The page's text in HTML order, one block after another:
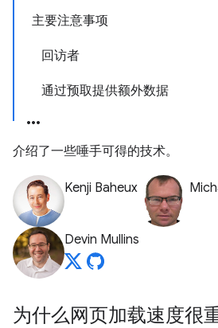
主要注意事项
回访者
通过预取提供额外数据
介绍了一些唾手可得的技术。
Kenji Baheux
Devin Mullins
为什么网页加载速度很